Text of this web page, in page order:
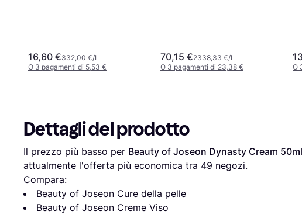
16,60 €332,00 €/L
O 3 pagamenti di 5,53 €
70,15 €2338,33 €/L
O 3 pagamenti di 23,38 €
O
Dettagli del prodotto
Il prezzo più basso per Beauty of Joseon Dynasty Cream 50ml
attualmente l'offerta più economica tra 49 negozi.
Compara:
Beauty of Joseon Cure della pelle
Beauty of Joseon Creme Viso